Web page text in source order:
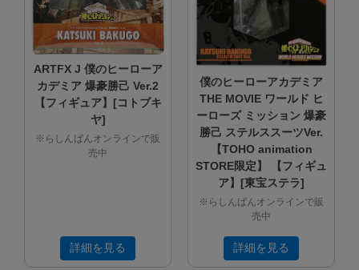
ARTFX J 僕のヒーローア
カデミア 爆豪勝己 Ver.2
【フィギュア】[コトブキ
ヤ]
※らしんばんオンラインで販
売中
詳細を見る
僕のヒーローアカデミア
THE MOVIE ワールド ヒ
ーローズ ミッション 爆豪
勝己 ステルススーツVer.
【TOHO animation
STORE限定】 【フィギュ
ア】[東宝ステラ]
※らしんばんオンラインで販
売中
詳細を見る